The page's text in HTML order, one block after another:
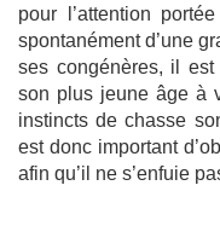
pour l’attention
spontanément d’une
ses congénères, il est
son plus jeune âge à
instincts de chasse
est donc important
afin qu’il ne s’enfuie